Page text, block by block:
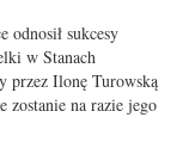
odnosił sukcesy
w Stanach
przez Ilonę Turowską
zostanie na razie jego